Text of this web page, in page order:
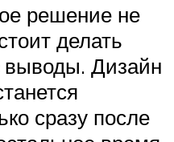
решение не
делать
Дизайн
сразу после